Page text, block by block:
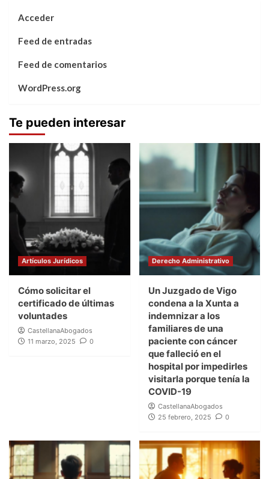
Acceder
Feed de entradas
Feed de comentarios
WordPress.org
Te pueden interesar
Artículos Jurídicos
Cómo solicitar el
certificado de últimas
voluntades
CastellanaAbogados
11 marzo, 2025
0
Derecho Administrativo
Un Juzgado de Vigo
condena a la Xunta a
indemnizar a los
familiares de una
paciente con cáncer
que falleció en el
hospital por impedirles
visitarla porque tenía la
COVID-19
CastellanaAbogados
25 febrero, 2025
0